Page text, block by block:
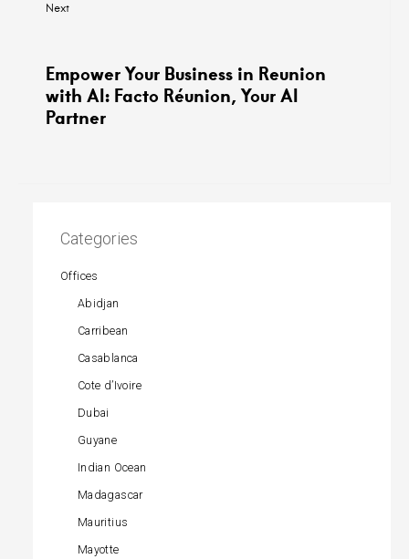
Next
Empower Your Business in Reunion
with AI: Facto Réunion, Your AI
Partner
Categories
Offices
Abidjan
Carribean
Casablanca
Cote d’Ivoire
Dubai
Guyane
Indian Ocean
Madagascar
Mauritius
Mayotte